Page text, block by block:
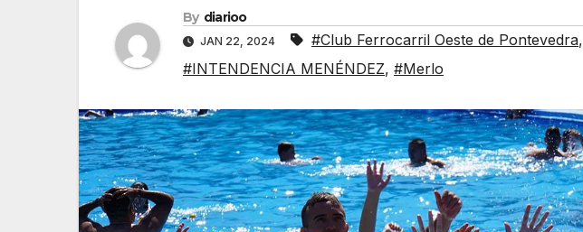
By diarioo
JAN 22, 2024 #Club Ferrocarril Oeste de Pontevedra,
#INTENDENCIA MENÉNDEZ, #Merlo